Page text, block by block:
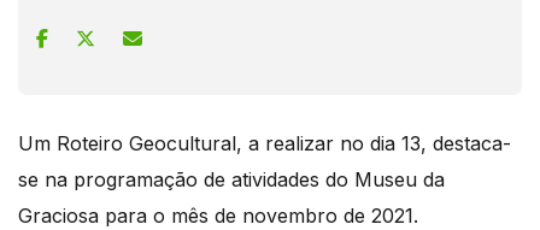
Um Roteiro Geocultural, a realizar no dia 13, destaca-
se na programação de atividades do Museu da
Graciosa para o mês de novembro de 2021.